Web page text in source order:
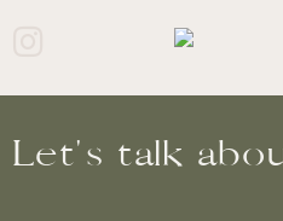
Let's talk